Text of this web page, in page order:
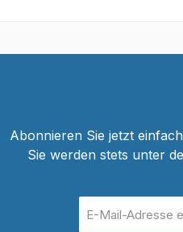
Abonnieren Sie jetzt
Sie werden stets unter
Mail-